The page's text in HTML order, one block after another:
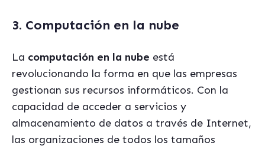
3. Computación en la nube
La computación en la nube está
revolucionando la forma en que las empresas
gestionan sus recursos informáticos. Con la
capacidad de acceder a servicios y
almacenamiento de datos a través de Internet,
las organizaciones de todos los tamaños